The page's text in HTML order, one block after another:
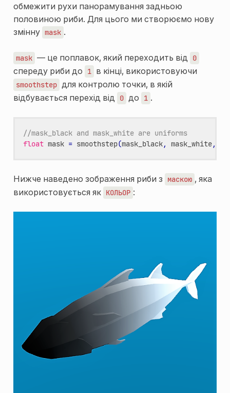
обмежити рухи панорамування задньою
половиною риби. Для цього ми створюємо нову
змінну mask .
mask — це поплавок, який переходить від 0
спереду риби до 1 в кінці, використовуючи
smoothstep для контролю точки, в якій
відбувається перехід від
0 до 1 .
//mask_black and mask_white are uniforms
float mask = smoothstep(mask_black, mask_white,
Нижче наведено зображення риби з маскою , яка
використовується як КОЛЬОР :